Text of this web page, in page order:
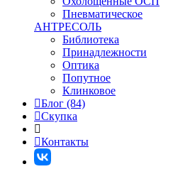
Пневматическое
АНТРЕСОЛЬ
Библиотека
Принадлежности
Оптика
Попутное
Клинковое
Блог (84)
Скупка
Контакты